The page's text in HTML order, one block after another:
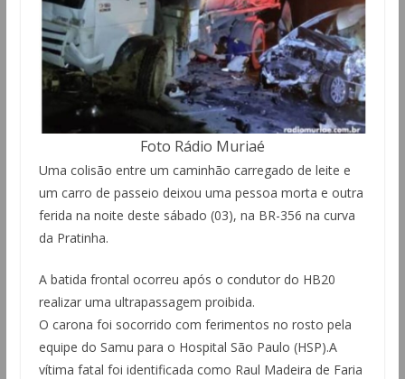
Foto Rádio Muriaé
Uma colisão entre um caminhão carregado de leite e
um carro de passeio deixou uma pessoa morta e outra
ferida na noite deste sábado (03), na BR-356 na curva
da Pratinha.
A batida frontal ocorreu após o condutor do HB20
realizar uma ultrapassagem proibida.
O carona foi socorrido com ferimentos no rosto pela
equipe do Samu para o Hospital São Paulo (HSP).A
vítima fatal foi identificada como Raul Madeira de Faria